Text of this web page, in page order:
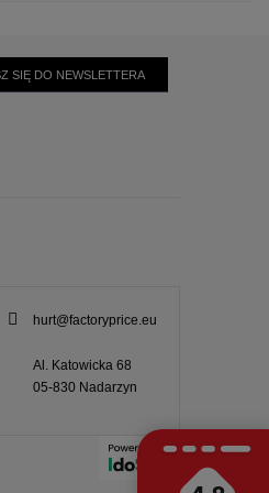
SIĘ DO NEWSLETTERA
hurt@factoryprice.eu
Al. Katowicka 68
05-830 Nadarzyn